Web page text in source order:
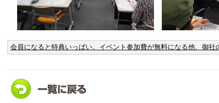
会員になると特典いっぱい。イベント参加費が無料になる他、御社